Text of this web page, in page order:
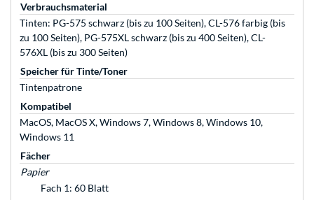
Verbrauchsmaterial
Tinten: PG-575 schwarz (bis zu 100 Seiten), CL-576 farbig (bis
zu 100 Seiten), PG-575XL schwarz (bis zu 400 Seiten), CL-
576XL (bis zu 300 Seiten)
Speicher für Tinte/Toner
Tintenpatrone
Kompatibel
MacOS, MacOS X, Windows 7, Windows 8, Windows 10,
Windows 11
Fächer
Papier
Fach 1: 60 Blatt